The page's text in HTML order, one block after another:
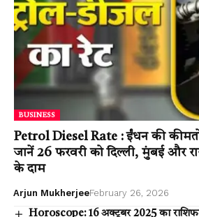
BUSINESS
Petrol Diesel Rate : ईंधन की
जानें 26 फरवरी को दिल्ली, मुंबई और
के दाम
Arjun MukherjeeFebruary 26, 2026
Horoscope: 16 अक्टूबर 2025 का